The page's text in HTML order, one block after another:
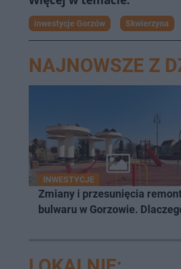
inwestycje Gorzów Skwierzyna
NAJNOWSZE Z
INWESTYCJE
Zmiany i przesunięcia
bulwaru w Gorzowie.